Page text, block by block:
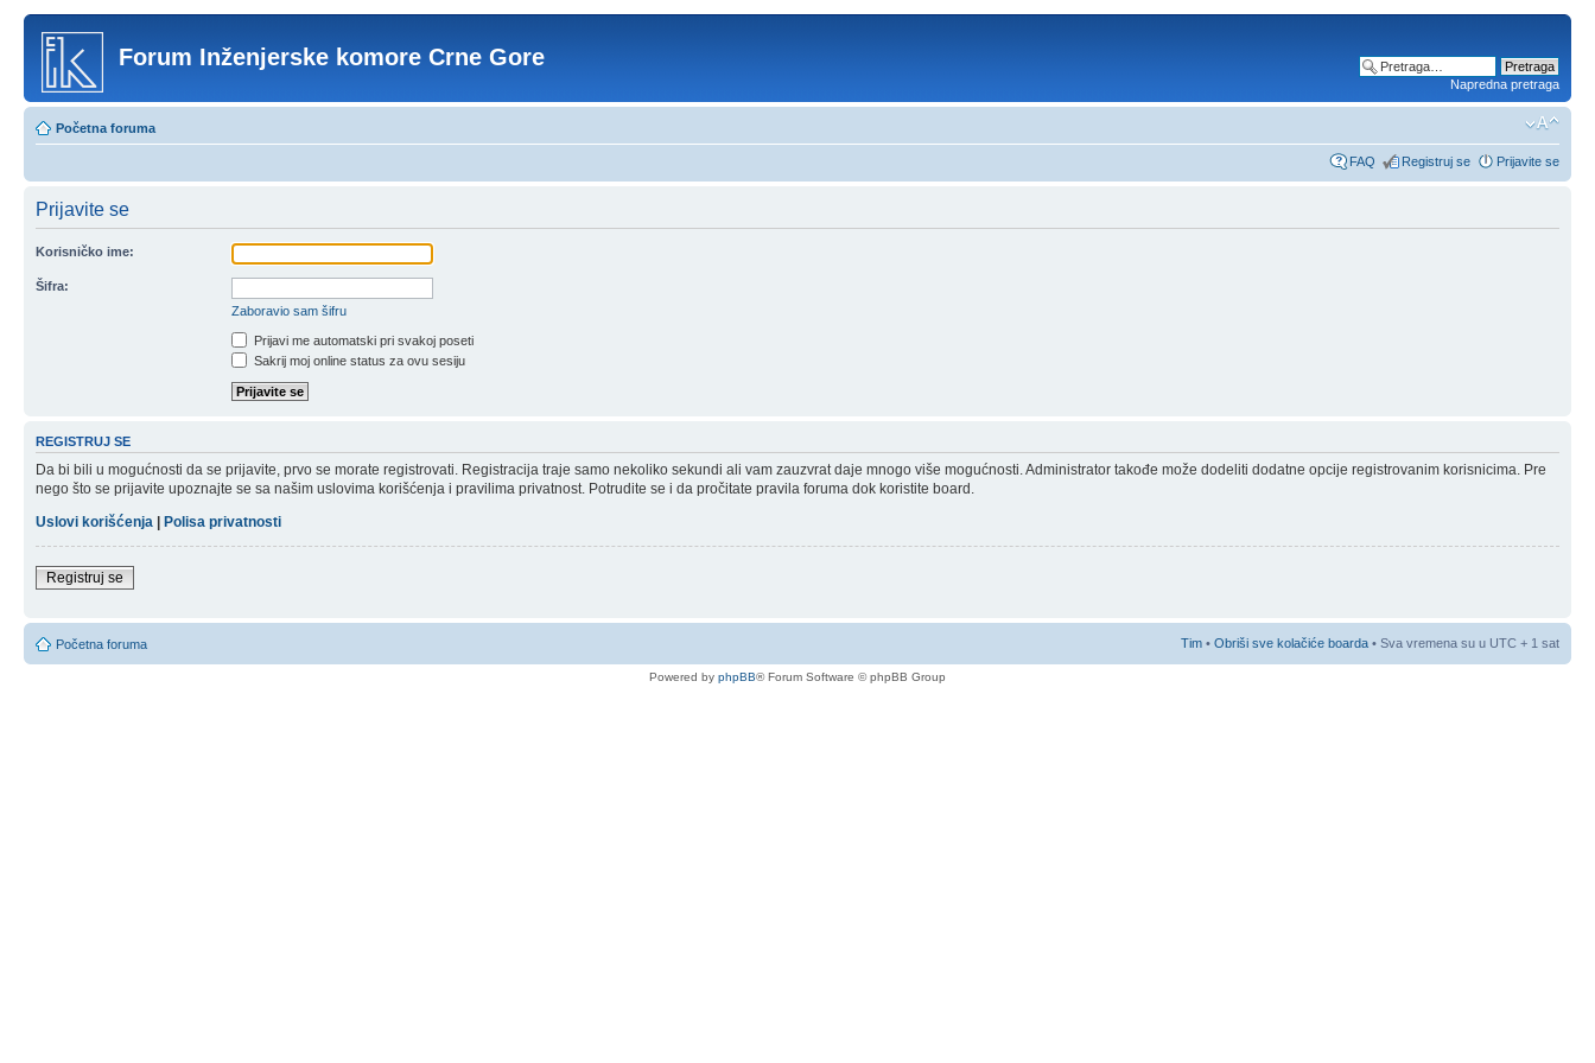
Forum Inženjerske komore Crne Gore
Napredna pretraga
Početna foruma
FAQ Registruj se Prijavite se
Prijavite se
Korisničko ime:
Šifra:
Zaboravio sam šifru
Prijavi me automatski pri svakoj poseti
Sakrij moj online status za ovu sesiju
REGISTRUJ SE
Da bi bili u mogućnosti da se prijavite, prvo se morate registrovati. Registracija traje samo nekoliko sekundi ali vam zauzvrat daje mnogo više mogućnosti. Administrator takođe može dodeliti dodatne opcije registrovanim korisnicima. Pre
nego što se prijavite upoznajte se sa našim uslovima korišćenja i pravilima privatnost. Potrudite se i da pročitate pravila foruma dok koristite board.
Uslovi korišćenja | Polisa privatnosti
Registruj se
Početna foruma Tim • Obriši sve kolačiće boarda • Sva vremena su u UTC + 1 sat
Powered by phpBB® Forum Software © phpBB Group